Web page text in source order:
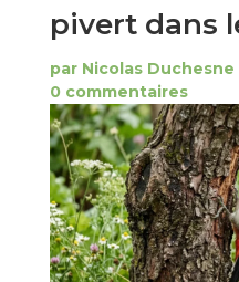
pivert dans
par Nicolas Duchesne
0 commentaires